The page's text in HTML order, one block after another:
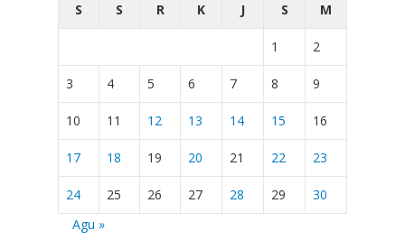
S
S R K J S M
1 2
3 4 5 6 7 8 9
10 11 12 13 14 15 16
17 18 19 20 21 22 23
24 25 26 27 28 29
30
Agu »